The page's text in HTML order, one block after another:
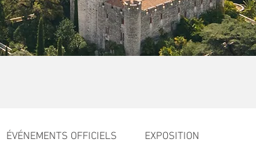
ÉVÉNEMENTS OFFICIELS EXPOSITION